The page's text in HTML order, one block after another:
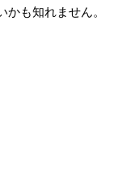
も知れません。